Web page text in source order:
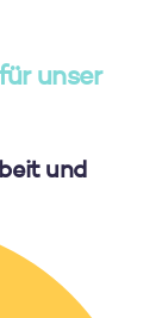
unser
und